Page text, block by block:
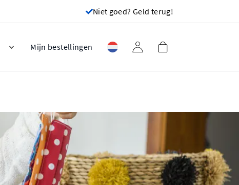
Niet goed? Geld terug!
Mijn bestellingen